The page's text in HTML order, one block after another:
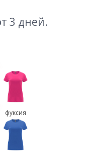
3 дней.
фуксия